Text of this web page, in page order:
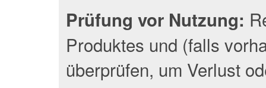
Prüfung vor Nutzung:
Produktes und (falls
überprüfen, um Verlust